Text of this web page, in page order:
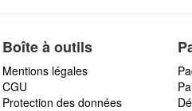
Boîte à outils
Mentions légales
CGU
Protection des données